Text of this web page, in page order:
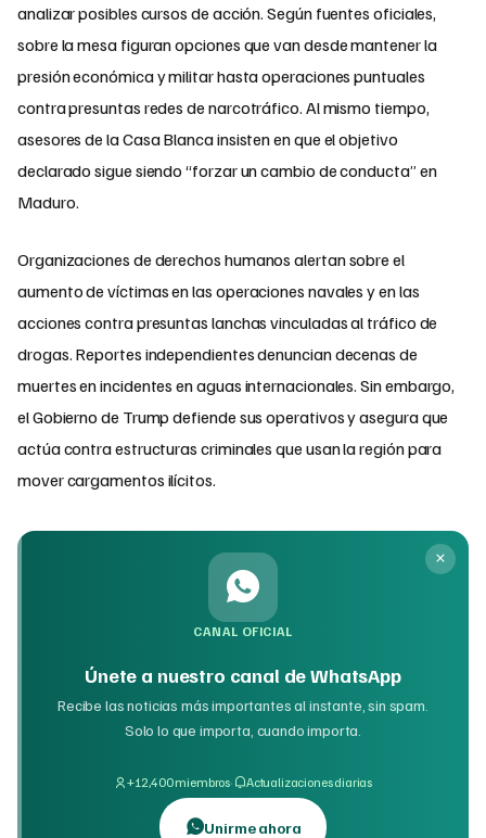
analizar posibles cursos de acción. Según fuentes oficiales,
sobre la mesa figuran opciones que van desde mantener la
presión económica y militar hasta operaciones puntuales
contra presuntas redes de narcotráfico. Al mismo tiempo,
asesores de la Casa Blanca insisten en que el objetivo
declarado sigue siendo “forzar un cambio de conducta” en
Maduro.​
Organizaciones de derechos humanos alertan sobre el
aumento de víctimas en las operaciones navales y en las
acciones contra presuntas lanchas vinculadas al tráfico de
drogas. Reportes independientes denuncian decenas de
muertes en incidentes en aguas internacionales. Sin embargo,
el Gobierno de Trump defiende sus operativos y asegura que
actúa contra estructuras criminales que usan la región para
mover cargamentos ilícitos.
CANAL OFICIAL
Únete a nuestro canal de WhatsApp
Recibe las noticias más importantes al instante, sin spam.
Solo lo que importa, cuando importa.
+12,400 miembros· Actualizaciones diarias
Unirme ahora